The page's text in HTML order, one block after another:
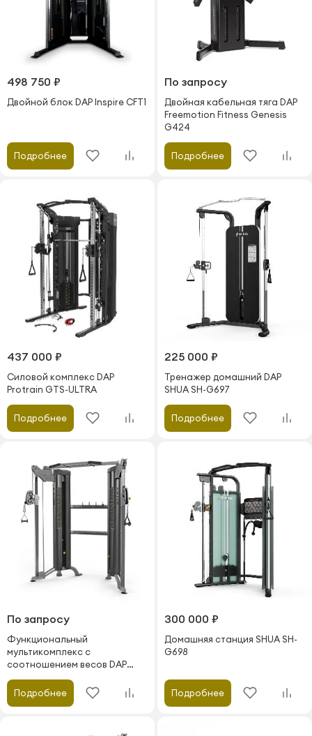
498 750 ₽
Двойной блок DAP Inspire CFT1
Подробнее
По запросу
Двойная кабельная тяга DAP
Freemotion Fitness Genesis
G424
Подробнее
437 000 ₽
Силовой комплекс DAP
Protrain GTS-ULTRA
Подробнее
225 000 ₽
Тренажер домашний DAP
SHUA SH-G697
Подробнее
По запросу
Функциональный
мультикомплекс с
соотношением весов DAP
Подробнее
300 000 ₽
Домашняя станция SHUA SH-
G698
Подробнее